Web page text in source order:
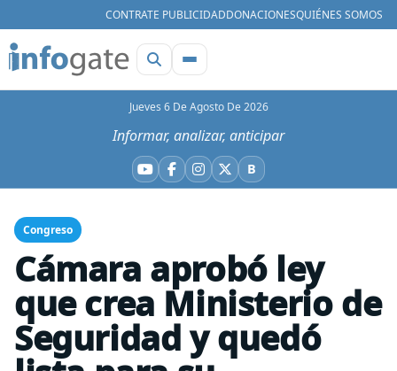
CONTRATE PUBLICIDADDONACIONESQUIÉNES SOMOS
Jueves 6 De Agosto De 2026
Informar, analizar, anticipar
YouTube
Facebook
Instagram
X BBluesky
Congreso
Cámara aprobó ley
que crea Ministerio de
Seguridad y quedó